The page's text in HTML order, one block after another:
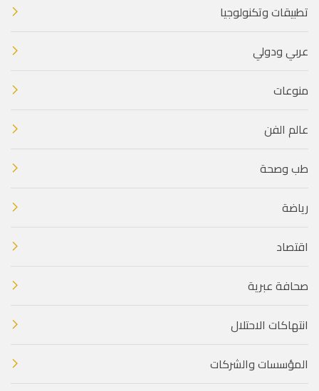
تطبيقات وتكنولوجيا
عربي ودولي
منوعات
عالم الفن
طب وصحة
رياضة
اقتصاد
صحافة عبرية
انتهاكات الاحتلال
المؤسسات والشركات